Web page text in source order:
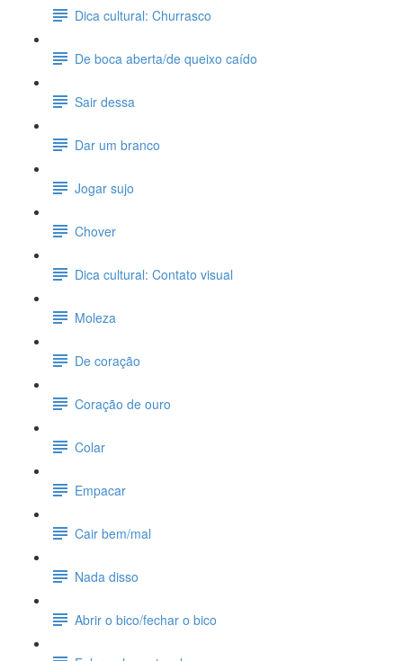
Dica cultural: Churrasco
De boca aberta/de queixo caído
Sair dessa
Dar um branco
Jogar sujo
Chover
Dica cultural: Contato visual
Moleza
De coração
Coração de ouro
Colar
Empacar
Cair bem/mal
Nada disso
Abrir o bico/fechar o bico